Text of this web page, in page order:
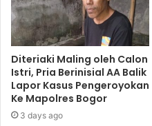
Diteriaki Maling oleh Calon
Istri, Pria Berinisial AA Balik
Lapor Kasus Pengeroyokan
Ke Mapolres Bogor
3 days ago